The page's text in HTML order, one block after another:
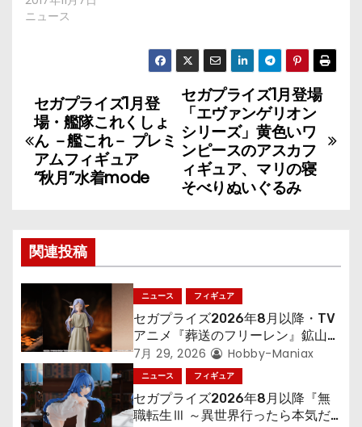
ニュース
投
稿
ナ
ゲ
ー
シ
ョ
ン
セガプライズ1月登場
「エヴァンゲリオン
シリーズ」黄色いワ
ンピースのアスカフ
ィギュア、マリの寝
そべりぬいぐるみ
セガプライズ1月登
場・艦隊これくしょ
ん －艦これ－ プレミ
アムフィギュア
“秋月”水着mode
関連投稿
ニュース フィギュア
セガプライズ2026年8月以降・TV
アニメ『葬送のフリーレン』鉱山で
300年働くことになっっちゃった
「フリーレン」を立体化！
7月 29, 2026 Hobby-Maniax
ニュース フィギュア
セガプライズ2026年8月以降『無
職転生Ⅲ ～異世界行ったら本気だ